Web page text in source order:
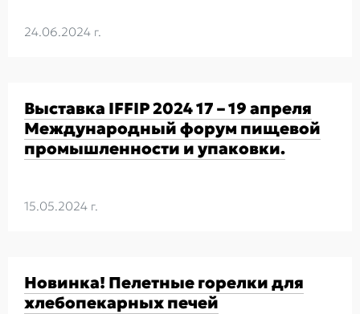
24.06.2024 г.
Выставка IFFIP 2024 17 – 19 апреля
Международный форум пищевой
промышленности и упаковки.
15.05.2024 г.
Новинка! Пелетные горелки для
хлебопекарных печей